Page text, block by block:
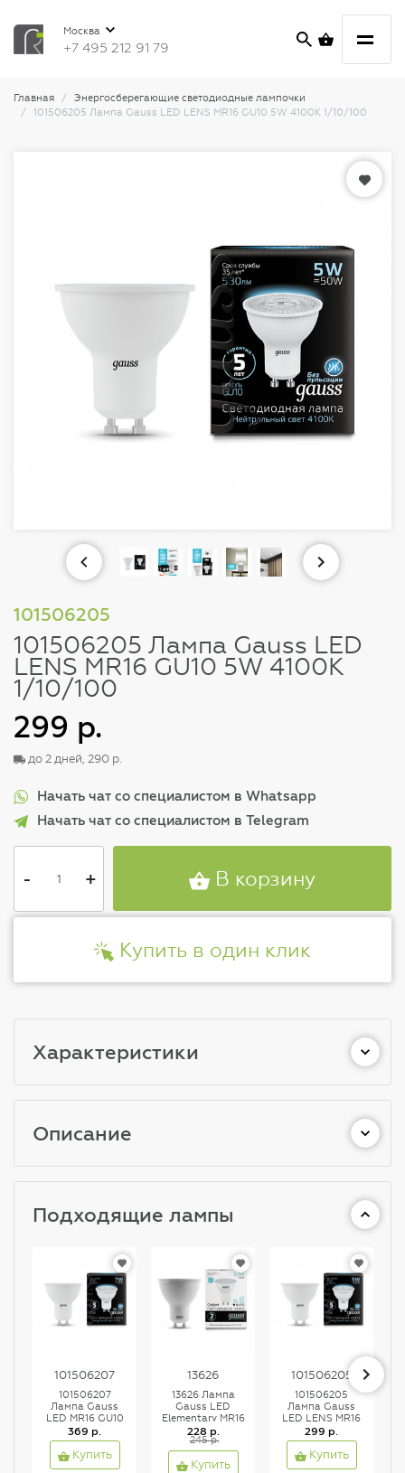
Москва
+7 495 212 91 79
Главная
Энергосберегающие светодиодные лампочки
101506205 Лампа Gauss LED LENS MR16 GU10 5W 4100K 1/10/100
101506205
101506205 Лампа Gauss LED
LENS MR16 GU10 5W 4100K
1/10/100
299 р.
до 2 дней, 290 р.
Начать чат со специалистом в Whatsapp
Начать чат со специалистом в Telegram
- + В корзину
Купить в один клик
Характеристики
Описание
Подходящие лампы
101506207
101506207
Лампа Gauss
LED MR16 GU10
7W 4100K, шт
369 р.
Купить
13626
13626 Лампа
Gauss LED
Elementary MR16
GU10 5.5W
450lm 4100К
1/10/100
228 р.
245 р.
Купить
101506205
101506205
Лампа Gauss
LED LENS MR16
GU10 5W 4100K
1/10/100
299 р.
Купить